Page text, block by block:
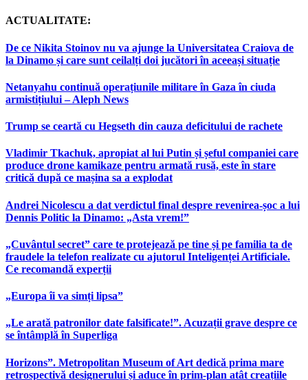
ACTUALITATE:
De ce Nikita Stoinov nu va ajunge la Universitatea Craiova de
la Dinamo și care sunt ceilalți doi jucători în aceeași situație
Netanyahu continuă operațiunile militare în Gaza în ciuda
armistițiului – Aleph News
Trump se ceartă cu Hegseth din cauza deficitului de rachete
Vladimir Tkachuk, apropiat al lui Putin și șeful companiei care
produce drone kamikaze pentru armată rusă, este în stare
critică după ce mașina sa a explodat
Andrei Nicolescu a dat verdictul final despre revenirea-șoc a lui
Dennis Politic la Dinamo: „Asta vrem!”
„Cuvântul secret” care te protejează pe tine și pe familia ta de
fraudele la telefon realizate cu ajutorul Inteligenței Artificiale.
Ce recomandă experții
„Europa îi va simți lipsa”
„Le arată patronilor date falsificate!”. Acuzații grave despre ce
se întâmplă în Superliga
Horizons”. Metropolitan Museum of Art dedică prima mare
retrospectivă designerului și aduce în prim-plan atât creațiile